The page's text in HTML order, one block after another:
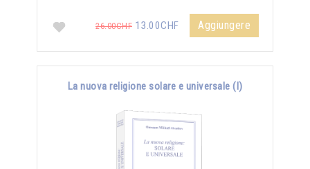
26.00CHF 13.00CHF Aggiungere
La nuova religione solare e universale (I)